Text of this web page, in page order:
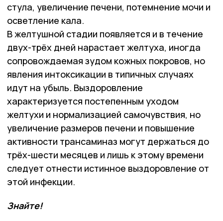
стула, увеличение печени, потемнение мочи и
осветление кала.
В желтушной стадии появляется и в течение
двух-трёх дней нарастает желтуха, иногда
сопровождаемая зудом кожных покровов, но
явления интоксикации в типичных случаях
идут на убыль. Выздоровление
характеризуется постепенным уходом
желтухи и нормализацией самочувствия, но
увеличение размеров печени и повышение
активности трансаминаз могут держаться до
трёх-шести месяцев и лишь к этому времени
следует отнести истинное выздоровление от
этой инфекции.
Знайте!